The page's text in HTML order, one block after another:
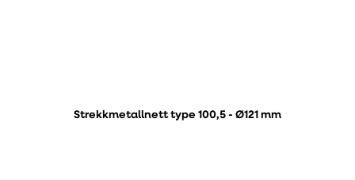
Strekkmetallnett type 100,5 - Ø121 mm